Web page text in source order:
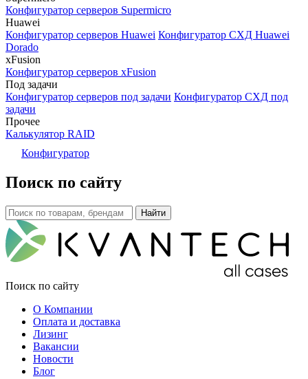
Конфигуратор серверов Supermicro
Huawei
Конфигуратор серверов Huawei Конфигуратор СХД Huawei
Dorado
xFusion
Конфигуратор серверов xFusion
Под задачи
Конфигуратор серверов под задачи Конфигуратор СХД под
задачи
Прочее
Калькулятор RAID
Конфигуратор
Поиск по сайту
Поиск по сайту
О Компании
Оплата и доставка
Лизинг
Вакансии
Новости
Блог